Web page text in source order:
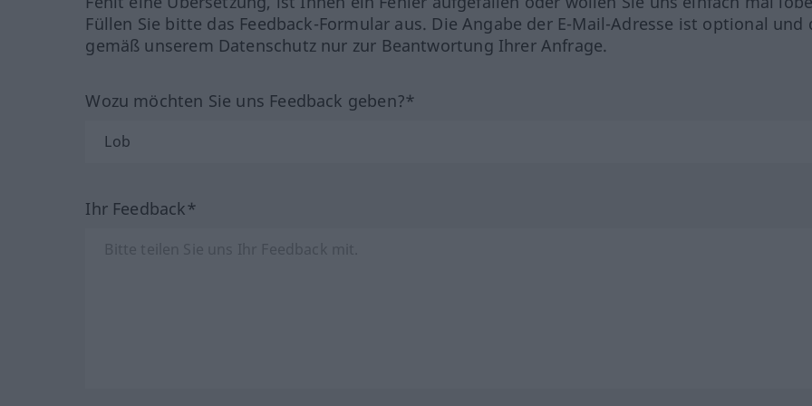
Füllen Sie bitte das Feedback-Formular aus. Die Angabe der E-Mail-Adresse ist optional und
gemäß unserem Datenschutz nur zur Beantwortung Ihrer Anfrage.
Wozu möchten Sie uns Feedback geben?*
Ihr Feedback*